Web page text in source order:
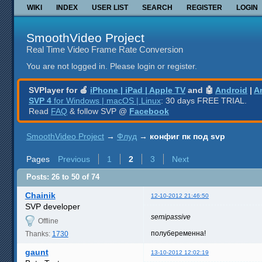
WIKI INDEX USER LIST SEARCH REGISTER LOGIN
SmoothVideo Project
Real Time Video Frame Rate Conversion
You are not logged in. Please login or register.
SVPlayer for 🍎 iPhone | iPad | Apple TV and 🤖 Android |
SVP 4 for Windows | macOS | Linux: 30 days FREE TRIAL.
Read FAQ & follow SVP @ Facebook
SmoothVideo Project → Флуд → конфиг пк под svp
Pages Previous 1 2 3 Next
Posts: 26 to 50 of 74
Chainik 12-10-2012 21:46:50
SVP developer
Offline
Thanks: 1730
semipassive
полубеременна!
gaunt 13-10-2012 12:02:19